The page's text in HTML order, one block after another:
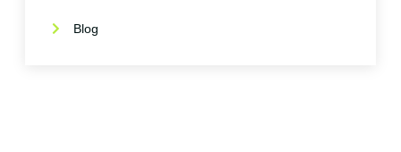
Blog